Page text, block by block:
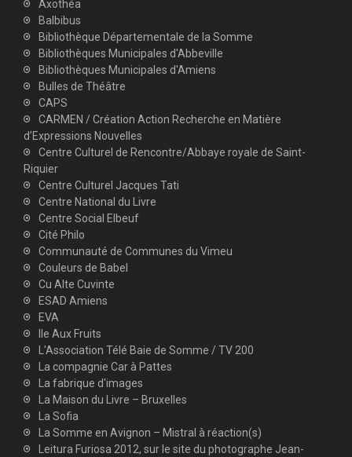
Axothéa
Balbibus
Bibliothèque Départementale de la Somme
Bibliothèques Municipales d'Abbeville
Bibliothèques Municipales d'Amiens
Bulles de Théâtre
CAPS
CARMEN / Création Action Recherche en Matière
d’Expressions Nouvelles
Centre Culturel de Rencontre/Abbaye royale de Saint-
Riquier
Centre Culturel Jacques Tati
Centre National du Livre
Centre Social Elbeuf
Cité Philo
Communauté de Communes du Vimeu
Couleurs de Babel
Cu Alte Cuvinte
ESAD Amiens
EVA
Ile Aux Fruits
L'Association Télé Baie de Somme / TV 200
La compagnie Car à Pattes
La fabrique d'images
La Maison du Livre – Bruxelles
La Sofia
La Somme en Avignon – Mistral à réaction(s)
Leitura Furiosa 2012, sur le site du photographe Jean-